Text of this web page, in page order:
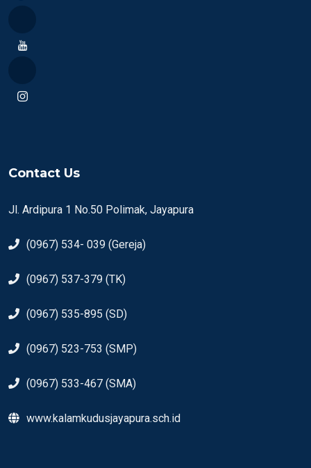
Contact Us
Jl. Ardipura 1 No.50 Polimak, Jayapura
(0967) 534- 039 (Gereja)
(0967) 537-379 (TK)
(0967) 535-895 (SD)
(0967) 523-753 (SMP)
(0967) 533-467 (SMA)
www.kalamkudusjayapura.sch.id